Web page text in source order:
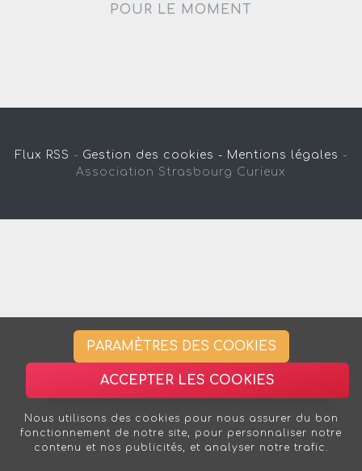
POUR LE MOMENT
Flux RSS - Gestion des cookies - Mentions légales -
Association Strasbourg Curieux
PARAMÈTRES DES COOKIES
ACCEPTER LES COOKIES
Nous utilisons des cookies pour nous assurer du bon
fonctionnement de notre site, pour personnaliser notre
contenu et nos publicités, et analyser notre trafic.